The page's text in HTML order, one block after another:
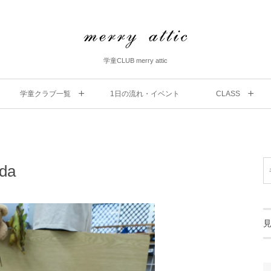
学童CLUB merry attic
学童クラブ一覧 1⽇の流れ・イベント CLASS